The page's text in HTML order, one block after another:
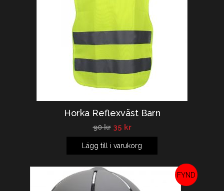
Horka Reflexväst Barn
90kr 35 kr
Lägg till i varukorg